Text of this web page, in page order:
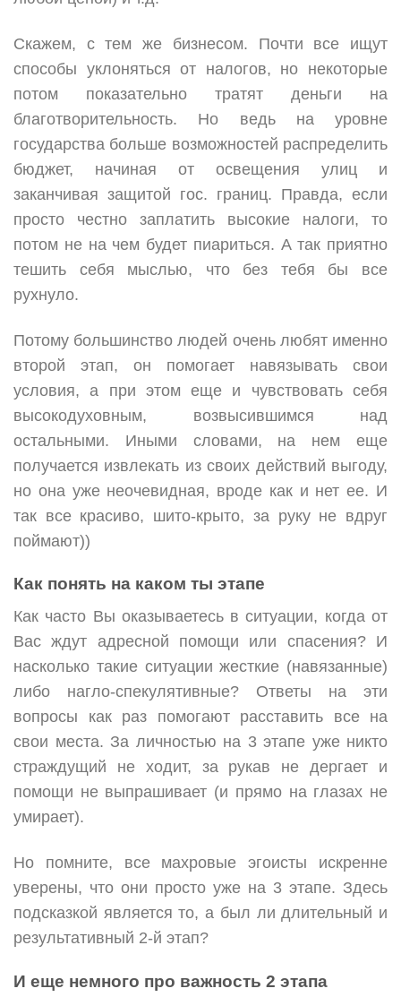
Скажем, с тем же бизнесом. Почти все ищут
способы уклоняться от налогов, но некоторые
потом показательно тратят деньги на
благотворительность. Но ведь на уровне
государства больше возможностей распределить
бюджет, начиная от освещения улиц и
заканчивая защитой гос. границ. Правда, если
просто честно заплатить высокие налоги, то
потом не на чем будет пиариться. А так приятно
тешить себя мыслью, что без тебя бы все
рухнуло.
Потому большинство людей очень любят именно
второй этап, он помогает навязывать свои
условия, а при этом еще и чувствовать себя
высокодуховным, возвысившимся над
остальными. Иными словами, на нем еще
получается извлекать из своих действий выгоду,
но она уже неочевидная, вроде как и нет ее. И
так все красиво, шито-крыто, за руку не вдруг
поймают))
Как понять на каком ты этапе
Как часто Вы оказываетесь в ситуации, когда от
Вас ждут адресной помощи или спасения? И
насколько такие ситуации жесткие (навязанные)
либо нагло-спекулятивные? Ответы на эти
вопросы как раз помогают расставить все на
свои места. За личностью на 3 этапе уже никто
страждущий не ходит, за рукав не дергает и
помощи не выпрашивает (и прямо на глазах не
умирает).
Но помните, все махровые эгоисты искренне
уверены, что они просто уже на 3 этапе. Здесь
подсказкой является то, а был ли длительный и
результативный 2-й этап?
И еще немного про важность 2 этапа